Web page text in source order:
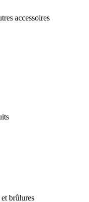
accessoires
et brûlures